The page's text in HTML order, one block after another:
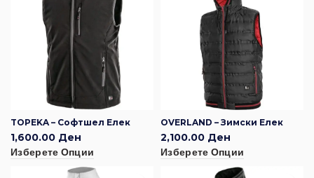
TOPEKA – Софтшел Елек
1,600.00 Ден
Изберете Опции
OVERLAND – Зимски Елек
2,100.00 Ден
Изберете Опции